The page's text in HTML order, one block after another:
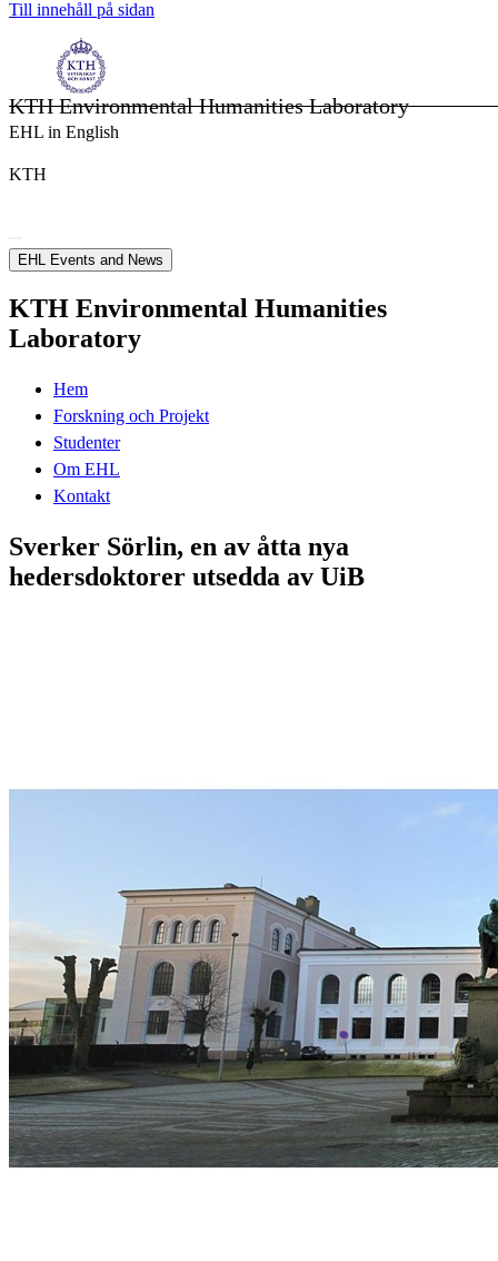
Till innehåll på sidan
KTH Environmental Humanities Laboratory
EHL in English
KTH
EHL Events and News
KTH Environmental Humanities
Laboratory
Hem
Forskning och Projekt
Studenter
Om EHL
Kontakt
Sverker Sörlin, en av åtta nya
hedersdoktorer utsedda av UiB